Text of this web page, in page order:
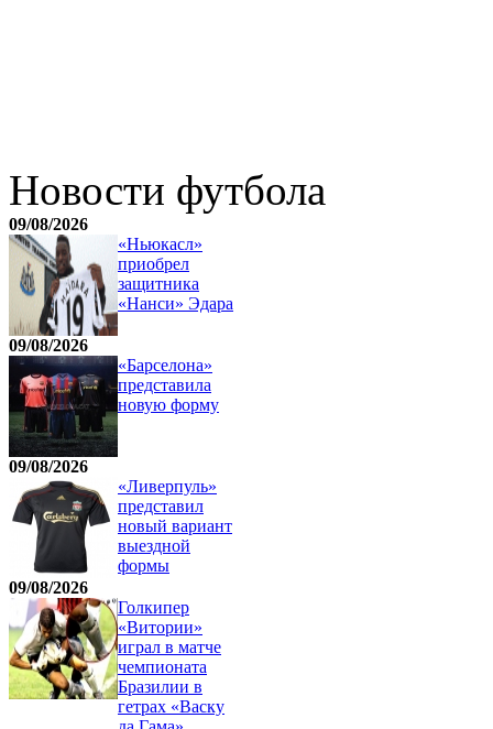
Новости футбола
09/08/2026
«Ньюкасл»
приобрел
защитника
«Нанси» Эдара
09/08/2026
«Барселона»
представила
новую форму
09/08/2026
«Ливерпуль»
представил
новый вариант
выездной
формы
09/08/2026
Голкипер
«Витории»
играл в матче
чемпионата
Бразилии в
гетрах «Васку